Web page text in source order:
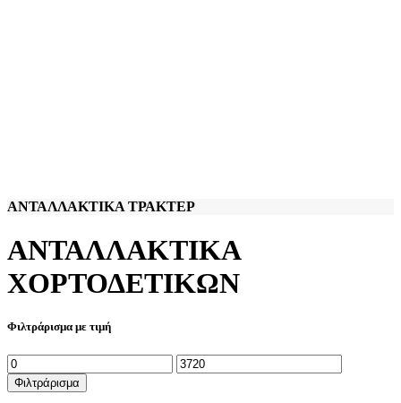
ΑΝΤΑΛΛΑΚΤΙΚΑ ΤΡΑΚΤΕΡ
ΑΝΤΑΛΛΑΚΤΙΚΑ
ΧΟΡΤΟΔΕΤΙΚΩΝ
Φιλτράρισμα με τιμή
Ελάχιστη
τιμή
Μέγιστη
τιμή
Φιλτράρισμα